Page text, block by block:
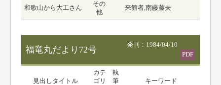
和歌山から大工さん
その
他
来館者,南藤藤夫
福竜丸だより72号
発刊：1984/04/10
PDF
見出しタイトル
カテ
ゴリ
執
筆
キーワード